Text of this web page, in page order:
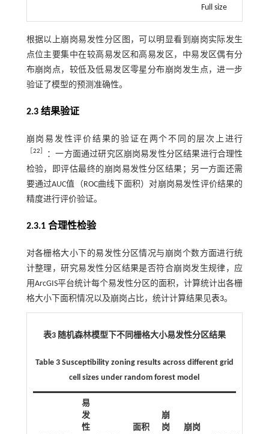
Full size
根据以上崩岗易发性分区图，可以明显看到崩岗实际发生
点位主要集中在较高易发区和高易发区，中易发区偶有分
布崩岗点，较低及低易发区零星分布崩岗发生点，进一步
验证了模型的预测准确性。
2.3 结果验证
崩岗易发性评价结果的验证在两个不同的层次上进行
［22］
：一方面通过研究区崩岗易发性分区结果进行合理性
检验，即评估最终的崩岗易发性分区结果；另一方面还需
要通过AUC值（ROC曲线下面积）对崩岗易发性评价结果的
精度进行评价验证。
2.3.1 合理性检验
对各栅格大小下的易发性分区情况与崩岗个数方面进行统
计整理，研究易发性分区结果是否符合崩岗发生规律，应
用ArcGIS平台统计每个易发性分区的面积，计算统计出各栅
格大小下面积情况以及崩岗占比，统计计算结果见表3。
表3 随机森林模型下不同栅格大小易发性分区结果
Table 3 Susceptibility zoning results across different grid
cell sizes under random forest model
易
发
性
面积
崩
岗
崩岗